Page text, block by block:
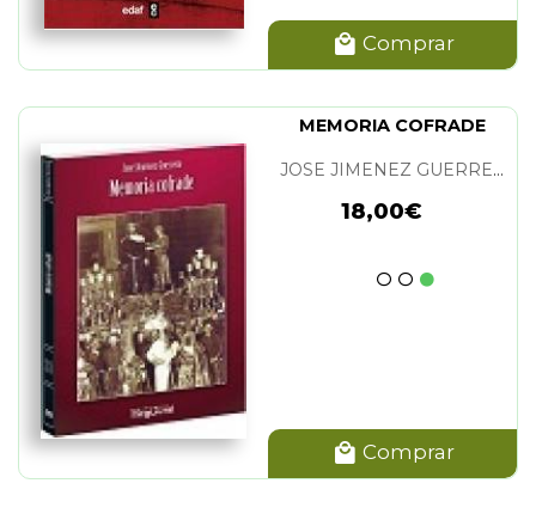
Comprar
MEMORIA COFRADE
JOSE JIMENEZ GUERRERO
18,00€
Comprar